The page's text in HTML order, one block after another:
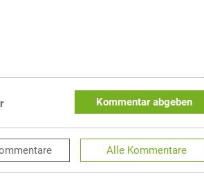
Kommentar abgeben
Alle Kommentare